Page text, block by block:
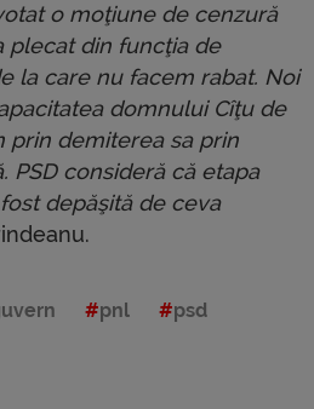
o moţiune de cenzură
plecat din funcţia de
la care nu facem rabat. Noi
domnului Cîţu de
prin demiterea sa prin
PSD consideră că etapa
depăşită de ceva
pnl psd